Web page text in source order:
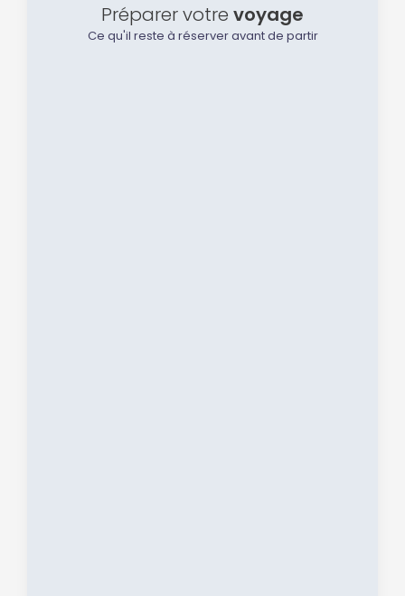
Préparer votre voyage
Ce qu'il reste à réserver avant de partir